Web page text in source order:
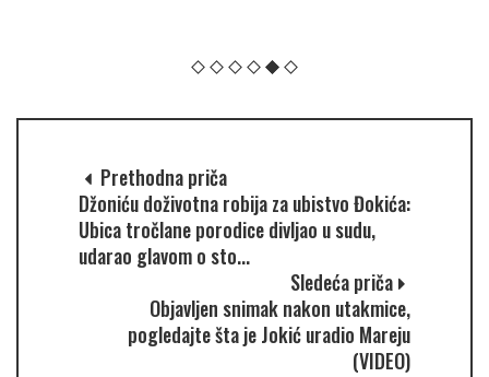
Prethodna priča
Džoniću doživotna robija za ubistvo Đokića:
Ubica tročlane porodice divljao u sudu,
udarao glavom o sto...
Sledeća priča
Objavljen snimak nakon utakmice,
pogledajte šta je Jokić uradio Mareju
(VIDEO)